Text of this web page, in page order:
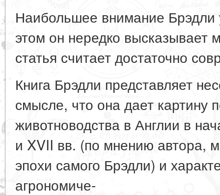
Наибольшее внимание Брэдли
этом он нередко высказывает
статья считает достаточно
Книга Брэдли представляет
смысле, что она дает картину
животноводства в Англии в
и XVII вв. (по мнению автора,
эпохи самого Брэдли) и
агрономиче-